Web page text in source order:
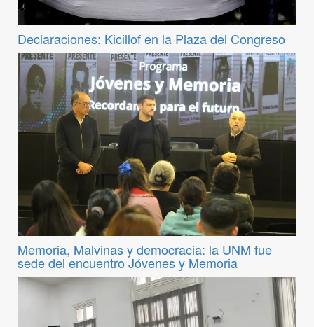
Declaraciones: Kicillof en la Plaza del Congreso
Memoria, Malvinas y democracia: la UNM fue
sede del encuentro Jóvenes y Memoria